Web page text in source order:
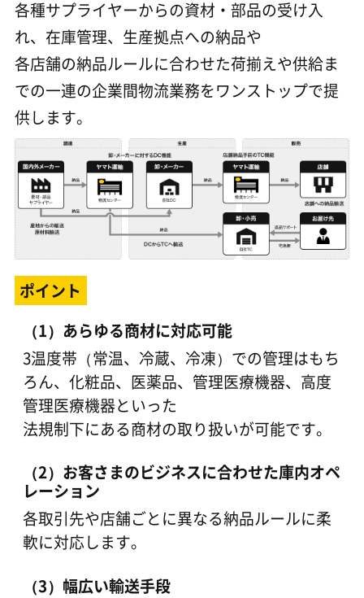
各種サプライヤーからの資材・部品の受け入
れ、在庫管理、生産拠点への納品や
各店舗の納品ルールに合わせた荷揃えや供給ま
での一連の企業間物流業務をワンストップで提
供します。
ポイント
（1）あらゆる商材に対応可能
3温度帯（常温、冷蔵、冷凍）での管理はもち
ろん、化粧品、医薬品、管理医療機器、高度
管理医療機器といった
法規制下にある商材の取り扱いが可能です。
（2）お客さまのビジネスに合わせた庫内オペ
レーション
各取引先や店舗ごとに異なる納品ルールに柔
軟に対応します。
（3）幅広い輸送手段